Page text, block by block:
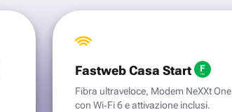
Fastweb Casa Start
Fibra ultraveloce, Modem NeXXt One
con Wi‑Fi 6 e attivazione inclusi.